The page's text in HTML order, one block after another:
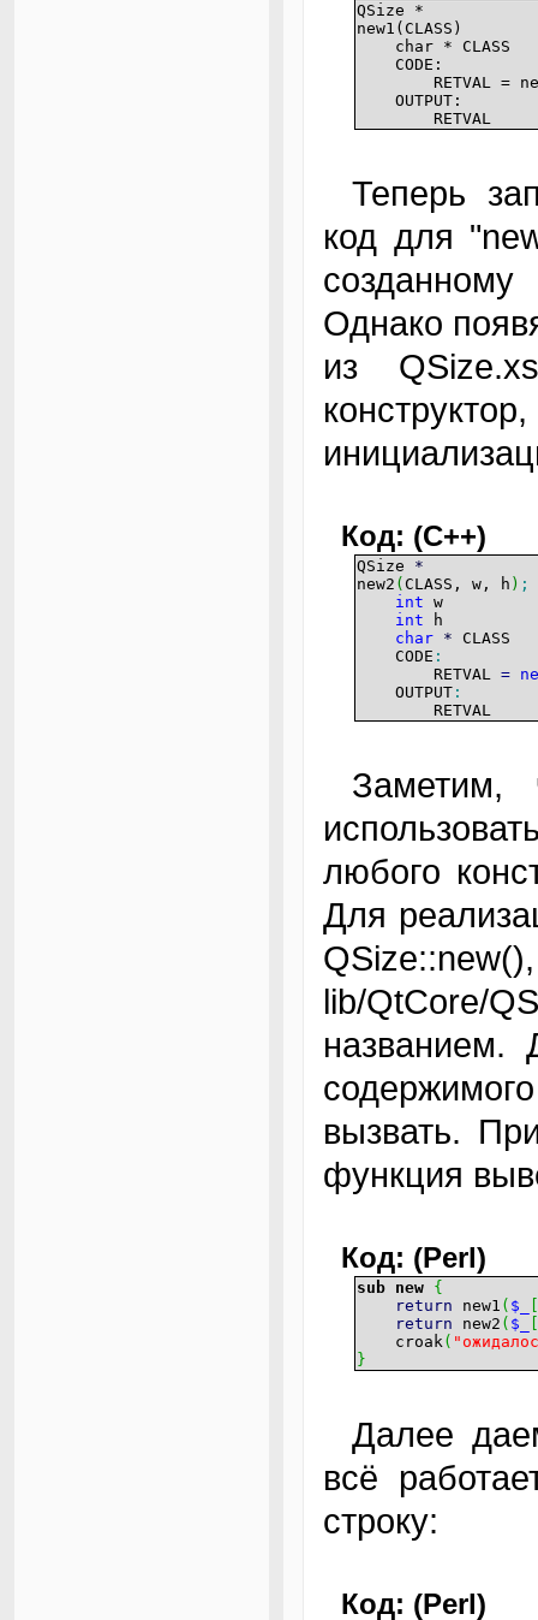
QSize *
new1(CLASS)
char * CLASS
CODE:
RETVAL =
OUTPUT:
RETVAL
Теперь запустим make. Получный в QSize.c
код для
Однако
из
Код: (C++)
QSize *
new2 ( CLASS, w, h ) ;
int w
int h
char * CLASS
CODE :
RETVAL =
OUTPUT :
RETVAL
Заметим, что в Perl'е удобнее было бы
любого
Для
lib/
названием.
вызвать.
функция
Код: (Perl)
sub new {
return new1 ( $_
return new2 ( $_
croak(
}
Далее даем команду make и проверяем, как
всё
строку:
Код: (Perl)